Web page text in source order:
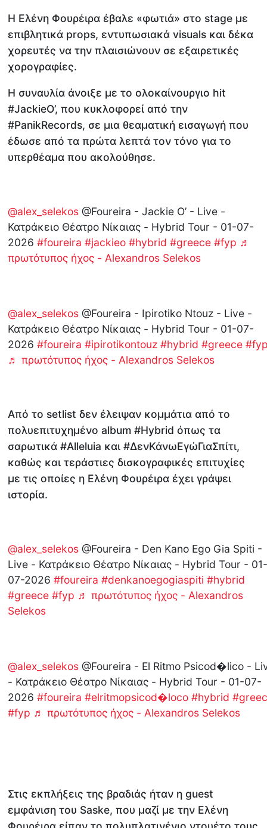
Η Ελένη Φουρέιρα έβαλε «φωτιά» στο stage με
επιβλητικά props, εντυπωσιακά visuals και δέκα
χορευτές να την πλαισιώνουν σε εξαιρετικές
χορογραφίες.
Η συναυλία άνοιξε με το ολοκαίνουργιο hit
#JackieO’, που κυκλοφορεί από την
#PanikRecords, σε μια θεαματική εισαγωγή που
έδωσε από τα πρώτα λεπτά τον τόνο για το
υπερθέαμα που ακολούθησε.
@alex_selekos @Foureira - Jackie O’ - Live -
Κατράκειο Θέατρο Νίκαιας - Hybrid Tour - 01-07-
2026#foureira #jackieo #hybrid #greece #fyp ♬
πρωτότυπος ήχος - Alexandros Selekos
@alex_selekos @Foureira - Ipirotiko Ntouz - Live -
Κατράκειο Θέατρο Νίκαιας - Hybrid Tour - 01-07-
2026#foureira #ipirotikontouz #hybrid #greece
♬ πρωτότυπος ήχος - Alexandros Selekos
Από το setlist δεν έλειψαν κομμάτια από το
πολυεπιτυχημένο album #Hybrid όπως τα
σαρωτικά #Alleluia και #ΔενΚάνωΕγώΓιαΣπίτι,
καθώς και τεράστιες δισκογραφικές επιτυχίες
με τις οποίες η Ελένη Φουρέιρα έχει γράψει
ιστορία.
@alex_selekos @Foureira - Den Kano Ego Gia Spiti -
Live - Κατράκειο Θέατρο Νίκαιας - Hybrid Tour -
07-2026#foureira #denkanoegogiaspiti #hybrid
#greece #fyp ♬ πρωτότυπος ήχος - Alexandros
Selekos
@alex_selekos @Foureira - El Ritmo Psicod�lico -
- Κατράκειο Θέατρο Νίκαιας - Hybrid Tour - 01-07-
2026#foureira #elritmopsicod�loco #hybrid
#fyp ♬ πρωτότυπος ήχος - Alexandros Selekos
Στις εκπλήξεις της βραδιάς ήταν η guest
εμφάνιση του Saske, που μαζί με την Ελένη